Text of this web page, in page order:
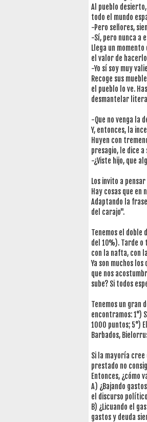
Al pueblo
todo el mundo
-Pero señores,
-Sí, pero nunca a
Llega un
el valor de
-Yo sí soy muy
Recoge sus
el pueblo lo ve.
desmantelar
-Que no venga la
Y, entonces, la
Huyen con
presagio, le dice a
-¿Viste hijo, que
Los invito a
Hay cosas que en
Adaptando la
del carajo".
Tenemos el doble
del 10%). Tarde o
con la nafta, con
Ya son muchos
que nos
sube? Si todos
Tenemos un gran
encontramos: 1°)
1000 puntos; 5°)
Barbados,
Si la mayoría cree
prestado no
Entonces, ¿cómo
A) ¿Bajando
el discurso
B) ¿Licuando el
gastos y deuda